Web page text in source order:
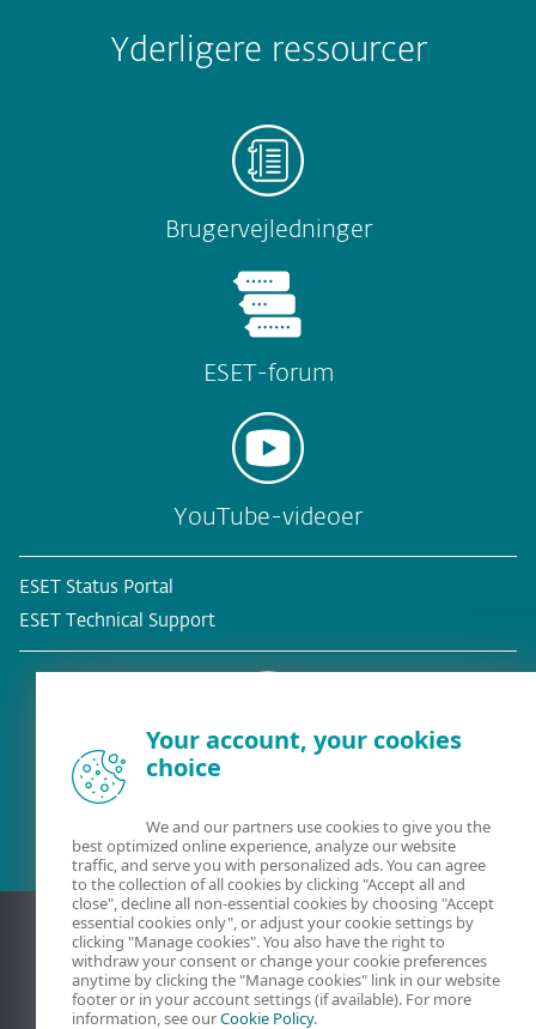
Yderligere ressourcer
Brugervejledninger
ESET-forum
YouTube-videoer
ESET Status Portal
ESET Technical Support
Eksisterende kunde?
Your account, your cookies
choice
We and our partners use cookies to give you the
best optimized online experience, analyze our website
traffic, and serve you with personalized ads. You can agree
to the collection of all cookies by clicking "Accept all and
close", decline all non-essential cookies by choosing "Accept
essential cookies only", or adjust your cookie settings by
clicking "Manage cookies". You also have the right to
withdraw your consent or change your cookie preferences
anytime by clicking the "Manage cookies" link in our website
footer or in your account settings (if available). For more
information, see ourCookie Policy.